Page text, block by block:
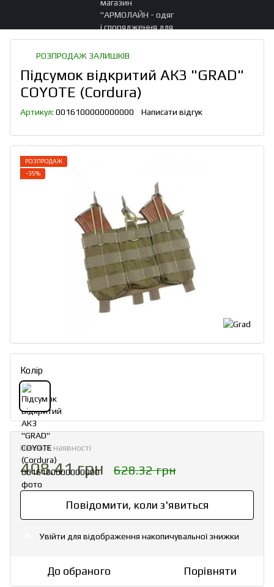
РОЗПРОДАЖ ЗАЛИШКІВ
Підсумок відкритий АК3 "GRAD"
COYOTE (Cordura)
Артикул: 0016100000000000 Написати відгук
РОЗПРОДАЖ
−35%
Колір
Немає в наявності
408.41 грн 628.32 грн
Повідомити, коли з'явиться
Увійти для відображення накопичувальної знижки
До обраного Порівняти